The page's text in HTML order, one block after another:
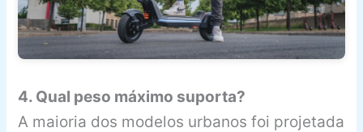
4. Qual peso máximo suporta?
A maioria dos modelos urbanos foi projetada